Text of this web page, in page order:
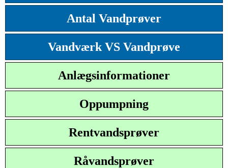
Antal Vandprøver
Vandværk VS Vandprøve
Anlægsinformationer
Oppumpning
Rentvandsprøver
Råvandsprøver